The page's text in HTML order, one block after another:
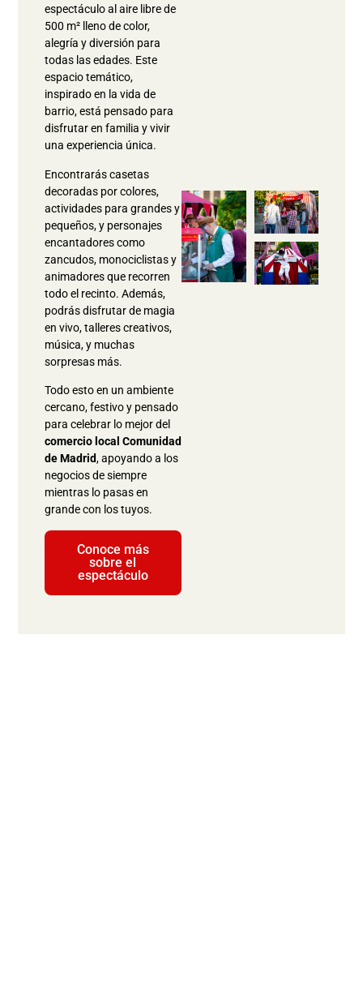
espectáculo al aire libre de
500 m² lleno de color,
alegría y diversión para
todas las edades. Este
espacio temático,
inspirado en la vida de
barrio, está pensado para
disfrutar en familia y vivir
una experiencia única.
Encontrarás casetas
decoradas por colores,
actividades para grandes y
pequeños, y personajes
encantadores como
zancudos, monociclistas y
animadores que recorren
todo el recinto. Además,
podrás disfrutar de magia
en vivo, talleres creativos,
música, y muchas
sorpresas más.
Todo esto en un ambiente
cercano, festivo y pensado
para celebrar lo mejor del
comercio local Comunidad
de Madrid, apoyando a los
negocios de siempre
mientras lo pasas en
grande con los tuyos.
Conoce más
sobre el
espectáculo